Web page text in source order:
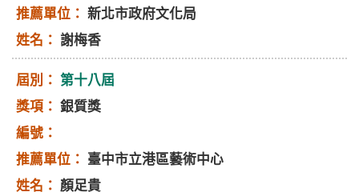
新北市政府文化局
謝梅香
第十八屆
銀質獎
臺中市立港區藝術中心
顏足貴